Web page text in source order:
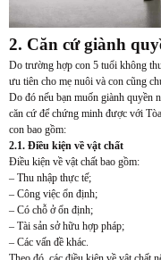
2. Căn cứ giành
Do trường hợp con 5 tuổi không
ưu tiên cho mẹ nuôi và con cũng
Do đó nếu bạn muốn giành quyền
căn cứ để chứng minh được với
con bao gồm:
2.1. Điều kiện về vật chất
Điều kiện về vật chất bao gồm:
– Thu nhập thực tế;
– Công việc ổn định;
– Có chỗ ở ổn định;
– Tài sản sở hữu hợp pháp;
– Các vấn đề khác.